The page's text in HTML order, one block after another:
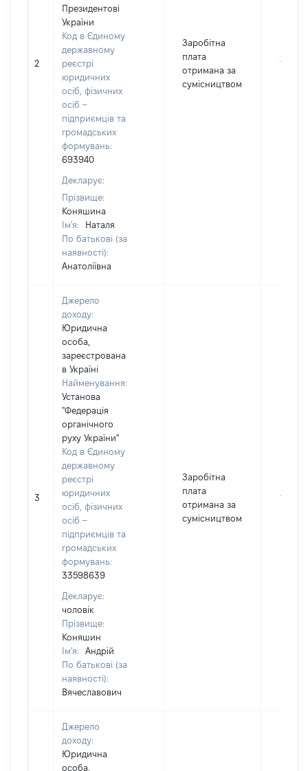
2
Президентові
України
Код в Єдиному
державному
реєстрі
юридичних
осіб, фізичних
осіб –
підприємців та
громадських
формувань:
693940
Декларує:
Прізвище:
Коняшина
Ім'я:
Наталя
По батькові (за
наявності):
Анатоліївна
Заробітна
плата
отримана за
сумісництвом
11893
3
Джерело
доходу:
Юридична
особа,
зареєстрована
в Україні
Найменування:
Установа
"Федерація
органічного
руху України"
Код в Єдиному
державному
реєстрі
юридичних
осіб, фізичних
осіб –
підприємців та
громадських
формувань:
33598639
Декларує:
чоловік
Прізвище:
Коняшин
Ім'я:
Андрій
По батькові (за
наявності):
Вячеславович
Заробітна
плата
отримана за
сумісництвом
16800
Джерело
доходу:
Юридична
особа,